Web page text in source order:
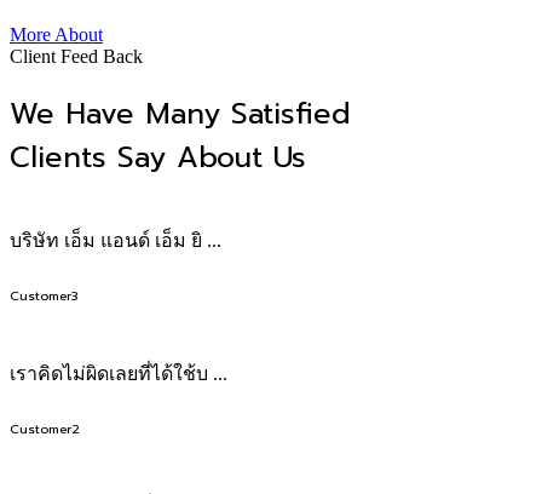
More About
Client Feed Back
We Have Many Satisfied
Clients Say About Us
บริษัท เอ็ม แอนด์ เอ็ม ยิ ...
Customer3
เราคิดไม่ผิดเลยที่ได้ใช้บ ...
Customer2